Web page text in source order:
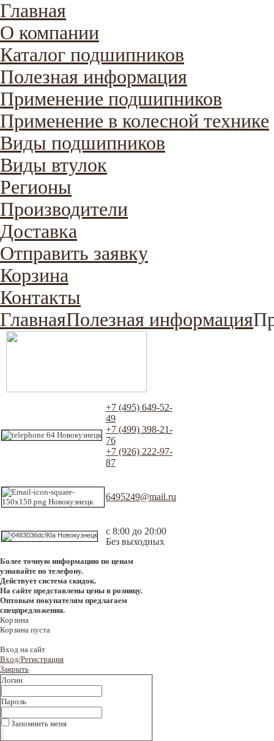
Главная
О компании
Каталог подшипников
Полезная информация
Применение подшипников
Применение в колесной технике
Виды подшипников
Виды втулок
Регионы
Производители
Доставка
Отправить заявку
Корзина
Контакты
ГлавнаяПолезная информация
+7 (495) 649-52-
49
+7 (499) 398-21-
76
+7 (926) 222-97-
87
6495249@mail.ru
с 8:00 до 20:00
Без выходных
Более точную информацию по ценам
узнавайте по телефону.
Действует система скидок.
На сайте представлены цены в розницу.
Оптовым покупателям предлагаем
спецпредложения.
Корзина
Корзина пуста
Вход на сайт
Вход/Регистрация
Закрыть
Логин
Пароль
Запомнить меня